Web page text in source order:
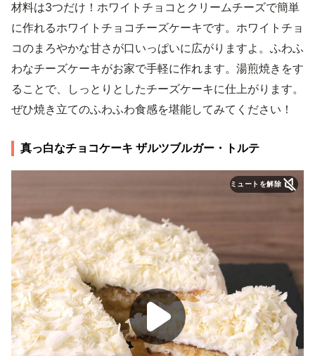
材料は3つだけ！ホワイトチョコとクリームチーズで簡単
に作れるホワイトチョコチーズケーキです。ホワイトチョ
コのまろやかな甘さが口いっぱいに広がりますよ。ふわふ
わなチーズケーキがお家で手軽に作れます。湯煎焼きをす
ることで、しっとりとしたチーズケーキに仕上がります。
ぜひ焼き立てのふわふわ食感を堪能してみてください！
真っ白なチョコケーキ ザルツブルガー・トルテ
ミュートを解除